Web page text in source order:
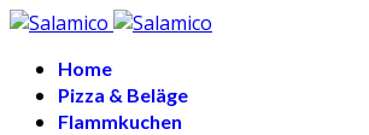
Home
Pizza & Beläge
Flammkuchen